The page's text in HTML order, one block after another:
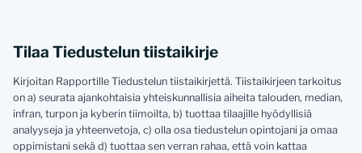
Tilaa Tiedustelun tiistaikirje
Kirjoitan Rapportille Tiedustelun tiistaikirjettä. Tiistaikirjeen tarkoitus
on a) seurata ajankohtaisia yhteiskunnallisia aiheita talouden, median,
infran, turpon ja kyberin tiimoilta, b) tuottaa tilaajille hyödyllisiä
analyyseja ja yhteenvetoja, c) olla osa tiedustelun opintojani ja omaa
oppimistani sekä d) tuottaa sen verran rahaa, että voin kattaa